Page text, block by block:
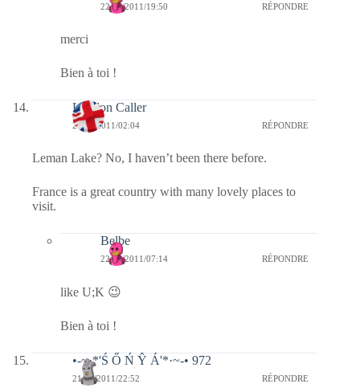
22/03/2011/19:50 RÉPONDRE
merci
Bien à toi !
London Caller
22/03/2011/02:04 RÉPONDRE
Leman Lake? No, I haven’t been there before.
France is a great country with many lovely places to
visit.
Belbe
22/03/2011/07:14 RÉPONDRE
like U;K 😉
Bien à toi !
•-~·*'Ś Ő Ń Ŷ Á'*·~-• 972
21/03/2011/22:52 RÉPONDRE